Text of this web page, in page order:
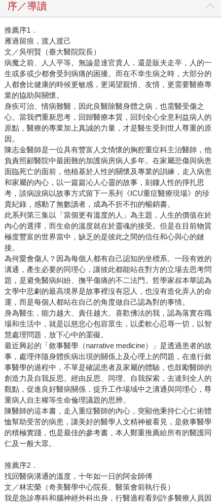
序／導讀
推薦序1．
雁過留痕，渡人渡己
文／吳明賢（臺大醫院院長）
病魔之前、人人平等。無論是達官貴人，還是販夫走卒，人的一
生或多或少都會受到病痛的困擾。而在不幸生病之時，大部分的
人都會比健康的時候更敏感，更渴望親情、友情，更需要醫療專
業的協助與關懷。
身疾可治、情病難醫，因此良醫除醫身體之病，也需醫受傷之
心。當我們重新思考，回歸醫療本質，回到全心全意利益病人的
原點，醫療的專業加上真誠的力量，才是醫生受到世人尊重的原
因。
陳志金醫師是一位具有豐富人文情懷的胸腔重症科主治醫師，他
負責照顧醫院中最困難的加護病房病人多年。在家屬悲傷與病患
面臨死亡的面前，他植基於人性的關懷及專業的訓練，走入病患
和家屬的內心，以一篇篇沁人心靈的故事，刻鏤人性的掙扎思
考，談病說病以故事方式留下一系列《ICU重症醫療現場》的珍
貴紀錄，感動了無數讀者，成為不折不扣的暢銷書。
此系列第三集以「當個更有溫度的人」為主題，人生的價值在於
內心的選擇，而生命的溫度就在於靈魂的接受。但是在目前物質
極度豐富的世界當中，缺乏的是彼此之間的信任和心與心的鏈
接。
為何愛會傷人？因為每個人都有自己認知的坐標系。一段有效的
溝通，產生必要的同理心，讓彼此都能站在對方的立場去思考問
題，是避免醫病糾紛、撫平傷痛的不二法門。哲學家叔本華認為
文學中悲劇的最高境界是故事裡沒有惡人，也沒有造化弄人的命
運，而是每個人都站在自己的角度做自己認為對的事情。
身為醫生，能力越大、責任越大。喜歡佛法的我，認為落實在職
場和生活中，就是以慈悲心包容眾生，以柔軟心忍辱一切，以智
慧處理問題，放下心中的罣礙。
最近興起的「敘事醫學（narrative medicine）」是透過患者的故
事，處理伴隨身體疾病出現的關係上及心理上的問題，在進行敘
事醫學的過程中，不單是確認患者及家屬的體驗，也鼓勵醫師的
創造力及自我反思。經由反思、同理、自我探索，去達到全人的
觀點，促進良好醫病關係，提升工作場域中之溝通與同理心，尊
重病人自主權等生命倫理議題的思辨。
陳醫師的這本書，走入重症醫師的內心，突顯他秉持仁心仁術體
恤幫助受苦的病患，讓美好的醫學人文精神被看見，是敘事醫學
的積極實踐，也是最佳的參考書，本人鄭重推薦給所有的醫護同
仁及一般大眾。
推薦序2．
找回醫病溝通的溫度，十年如一日的阿金師傅
文／林宏榮（奇美醫學中心院長、醫策會前執行長）
我是急診專科和腦神經外科出身，行醫過程看到許多醫療人員因